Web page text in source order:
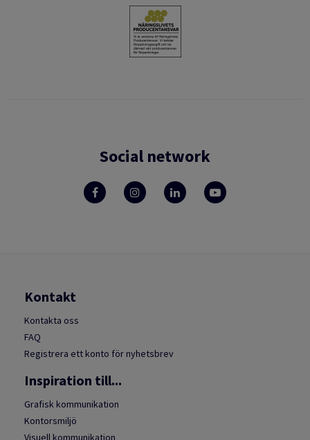
Social network
Kontakt
Kontakta oss
FAQ
Registrera ett konto för nyhetsbrev
Inspiration till...
Grafisk kommunikation
Kontorsmiljö
Visuell kommunikation